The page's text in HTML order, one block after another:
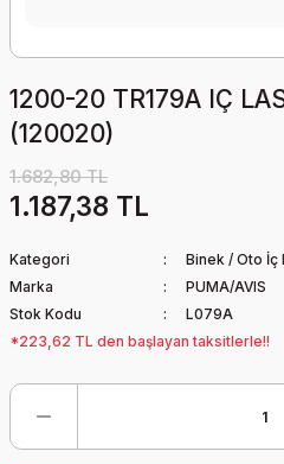
1200-20 TR179A IÇ
(120020)
1.682,80 TL
1.187,38 TL
Kategori
Binek / Oto İç
Marka
PUMA/AVIS
Stok Kodu
L079A
*223,62 TL den başlayan taksitlerle!!